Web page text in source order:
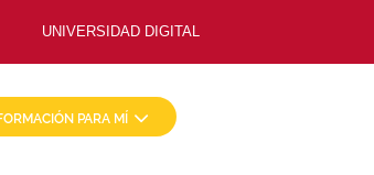
UNIVERSIDAD DIGITAL